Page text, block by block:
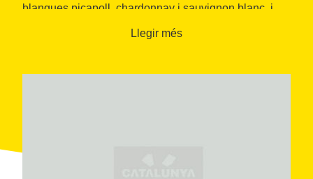
blanques picapoll, chardonnay i sauvignon blanc, i
d'aquest fruit elaboren una àmplia gamma de
Llegir més